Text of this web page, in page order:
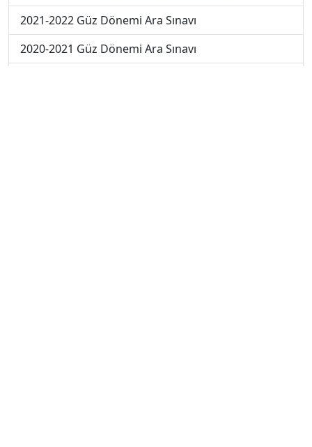
2021-2022 Güz Dönemi Ara Sınavı
2020-2021 Güz Dönemi Ara Sınavı